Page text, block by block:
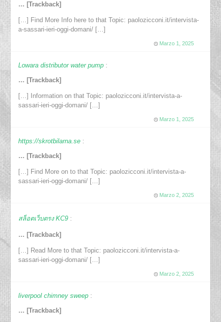
… [Trackback]
[…] Find More Info here to that Topic: paolozicconi.it/intervista-
a-sassari-ieri-oggi-domani/ […]
Marzo 1, 2025
Lowara distributor water pump :
… [Trackback]
[…] Information on that Topic: paolozicconi.it/intervista-a-
sassari-ieri-oggi-domani/ […]
Marzo 1, 2025
https://skrotbilarna.se :
… [Trackback]
[…] Find More on to that Topic: paolozicconi.it/intervista-a-
sassari-ieri-oggi-domani/ […]
Marzo 2, 2025
สล็อตเว็บตรง KC9 :
… [Trackback]
[…] Read More to that Topic: paolozicconi.it/intervista-a-
sassari-ieri-oggi-domani/ […]
Marzo 2, 2025
liverpool chimney sweep :
… [Trackback]